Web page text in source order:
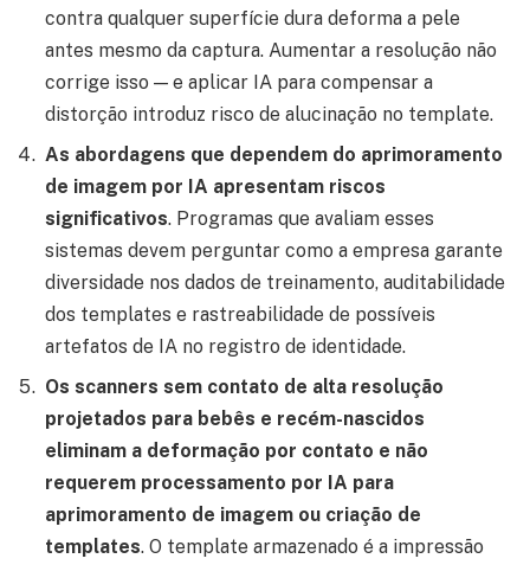
contra qualquer superfície dura deforma a pele
antes mesmo da captura. Aumentar a resolução não
corrige isso — e aplicar IA para compensar a
distorção introduz risco de alucinação no template.
As abordagens que dependem do aprimoramento
de imagem por IA apresentam riscos
significativos. Programas que avaliam esses
sistemas devem perguntar como a empresa garante
diversidade nos dados de treinamento, auditabilidade
dos templates e rastreabilidade de possíveis
artefatos de IA no registro de identidade.
Os scanners sem contato de alta resolução
projetados para bebês e recém-nascidos
eliminam a deformação por contato e não
requerem processamento por IA para
aprimoramento de imagem ou criação de
templates. O template armazenado é a impressão